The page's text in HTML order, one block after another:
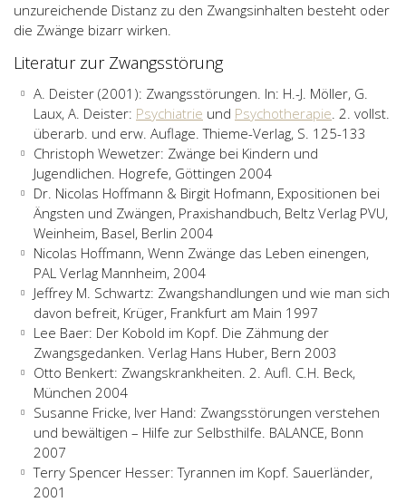
unzureichende Distanz zu den Zwangsinhalten besteht oder
die Zwänge bizarr wirken.
Literatur zur Zwangsstörung
A. Deister (2001): Zwangsstörungen. In: H.-J. Möller, G.
Laux, A. Deister: Psychiatrie und Psychotherapie. 2. vollst.
überarb. und erw. Auflage. Thieme-Verlag, S. 125-133
Christoph Wewetzer: Zwänge bei Kindern und
Jugendlichen. Hogrefe, Göttingen 2004
Dr. Nicolas Hoffmann & Birgit Hofmann, Expositionen bei
Ängsten und Zwängen, Praxishandbuch, Beltz Verlag PVU,
Weinheim, Basel, Berlin 2004
Nicolas Hoffmann, Wenn Zwänge das Leben einengen,
PAL Verlag Mannheim, 2004
Jeffrey M. Schwartz: Zwangshandlungen und wie man sich
davon befreit, Krüger, Frankfurt am Main 1997
Lee Baer: Der Kobold im Kopf. Die Zähmung der
Zwangsgedanken. Verlag Hans Huber, Bern 2003
Otto Benkert: Zwangskrankheiten. 2. Aufl. C.H. Beck,
München 2004
Susanne Fricke, Iver Hand: Zwangsstörungen verstehen
und bewältigen – Hilfe zur Selbsthilfe. BALANCE, Bonn
2007
Terry Spencer Hesser: Tyrannen im Kopf. Sauerländer,
2001